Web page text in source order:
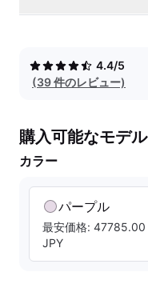
4.4/5
(39 件のレビュー)
購入可能なモデル
カラー
パープル
最安価格: 47785.00
JPY